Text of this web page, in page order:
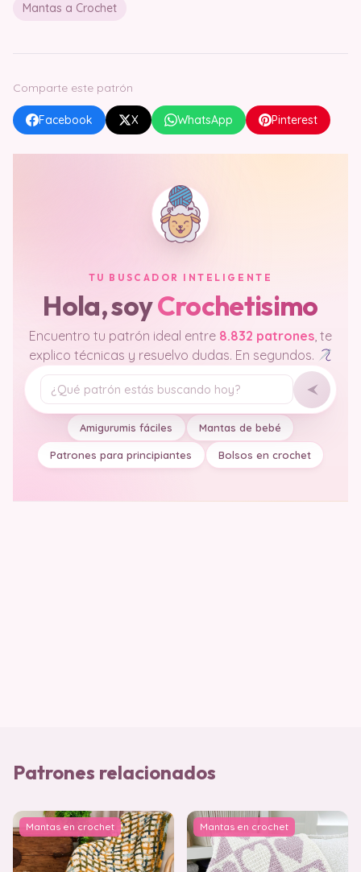
Mantas a Crochet
Comparte este patrón
Facebook X WhatsApp Pinterest
TU BUSCADOR INTELIGENTE
Hola, soyCrochetisimo
Encuentro tu patrón ideal entre 8.832 patrones, te
explico técnicas y resuelvo dudas. En segundos.
Tu pregunta
Amigurumis fáciles Mantas de bebé
Patrones para principiantes Bolsos en crochet
Patrones relacionados
Mantas en crochet Mantas en crochet